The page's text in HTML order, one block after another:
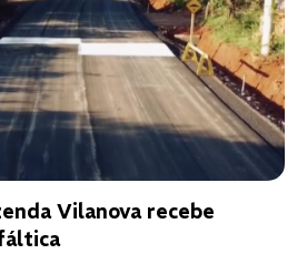
Vilanova recebe